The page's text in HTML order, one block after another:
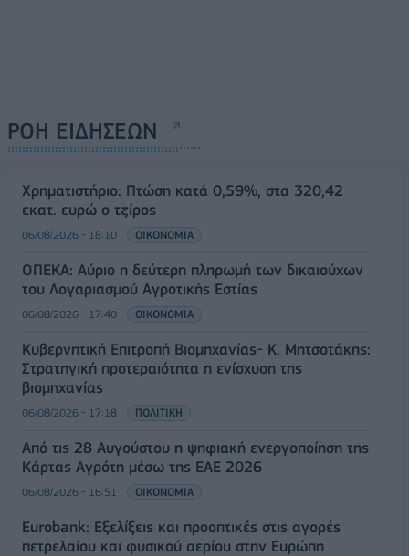
ΡΟΗ ΕΙΔΗΣΕΩΝ
Χρηματιστήριο: Πτώση κατά 0,59%, στα 320,42
εκατ. ευρώ ο τζίρος
06/08/2026 - 18:10 ΟΙΚΟΝΟΜΙΑ
ΟΠΕΚΑ: Αύριο η δεύτερη πληρωμή των δικαιούχων
του Λογαριασμού Αγροτικής Εστίας
06/08/2026 - 17:40 ΟΙΚΟΝΟΜΙΑ
Κυβερνητική Επιτροπή Βιομηχανίας- Κ. Μητσοτάκης:
Στρατηγική προτεραιότητα η ενίσχυση της
βιομηχανίας
06/08/2026 - 17:18 ΠΟΛΙΤΙΚΗ
Από τις 28 Αυγούστου η ψηφιακή ενεργοποίηση της
Κάρτας Αγρότη μέσω της ΕΑΕ 2026
06/08/2026 - 16:51 ΟΙΚΟΝΟΜΙΑ
Eurobank: Εξελίξεις και προοπτικές στις αγορές
πετρελαίου και φυσικού αερίου στην Ευρώπη